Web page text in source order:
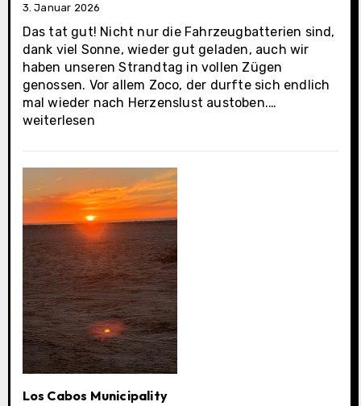
3. Januar 2026
Das tat gut! Nicht nur die Fahrzeugbatterien sind,
dank viel Sonne, wieder gut geladen, auch wir
haben unseren Strandtag in vollen Zügen
genossen. Vor allem Zoco, der durfte sich endlich
mal wieder nach Herzenslust austoben.…
weiterlesen
Los Cabos Municipality